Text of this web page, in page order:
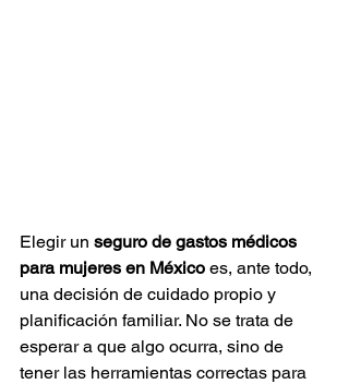
Elegir un seguro de gastos médicos
para mujeres en México es, ante todo,
una decisión de cuidado propio y
planificación familiar. No se trata de
esperar a que algo ocurra, sino de
tener las herramientas correctas para